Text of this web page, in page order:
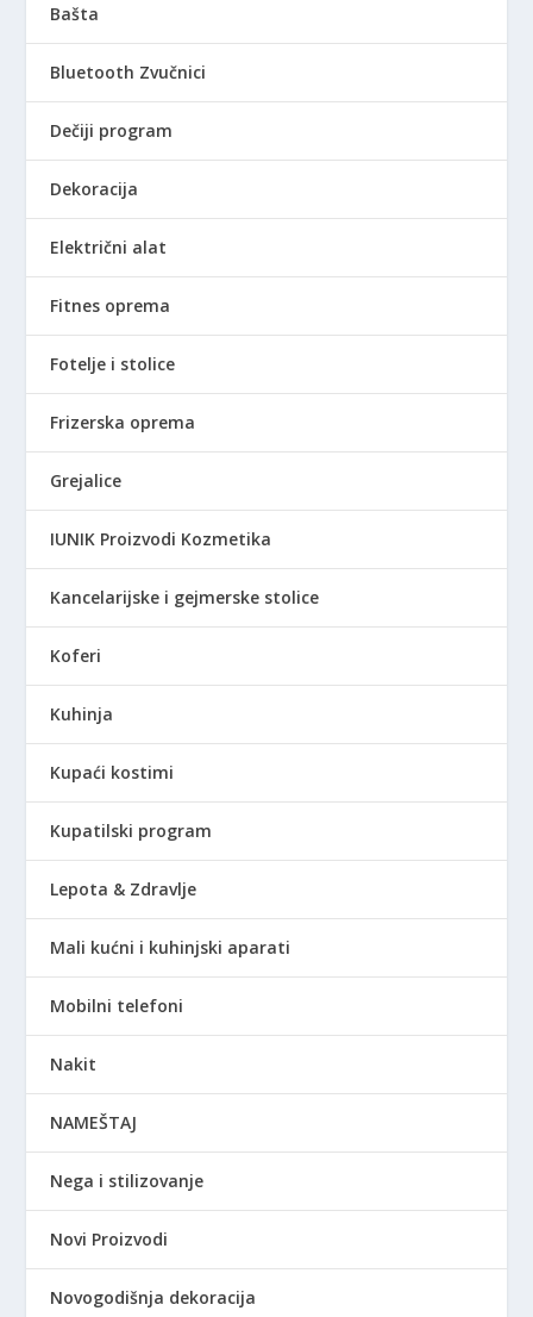
Bašta
Bluetooth Zvučnici
Dečiji program
Dekoracija
Električni alat
Fitnes oprema
Fotelje i stolice
Frizerska oprema
Grejalice
IUNIK Proizvodi Kozmetika
Kancelarijske i gejmerske stolice
Koferi
Kuhinja
Kupaći kostimi
Kupatilski program
Lepota & Zdravlje
Mali kućni i kuhinjski aparati
Mobilni telefoni
Nakit
NAMEŠTAJ
Nega i stilizovanje
Novi Proizvodi
Novogodišnja dekoracija